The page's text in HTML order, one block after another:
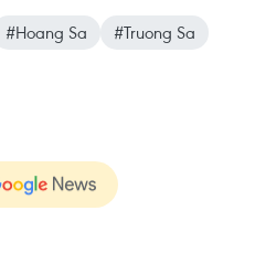
#Hoang Sa
#Truong Sa